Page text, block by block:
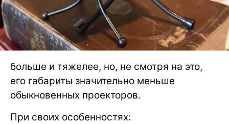
больше и тяжелее, но, не смотря на это,
его габариты значительно меньше
обыкновенных проекторов.
При своих особенностях: